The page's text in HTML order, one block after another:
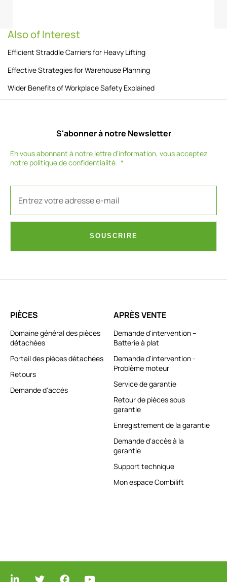
Also of Interest
Efficient Straddle Carriers for Heavy Lifting
Effective Strategies for Warehouse Planning
Wider Benefits of Workplace Safety Explained
S'abonner à notre Newsletter
En vous abonnant à notre lettre d'information, vous acceptez
notre politique de confidentialité.
SOUSCRIRE
PIÈCES
Domaine général des pièces
détachées
Portail des pièces détachées
Retours
Demande d'accès
APRÈS VENTE
Demande d'intervention –
Batterie à plat
Demande d'intervention -
Problème moteur
Service de garantie
Retour de pièces sous
garantie
Enregistrement de la garantie
Demande d'accès à la
garantie
Support technique
Mon espace Combilift